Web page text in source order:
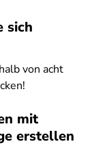
sich
von acht
mit
erstellen